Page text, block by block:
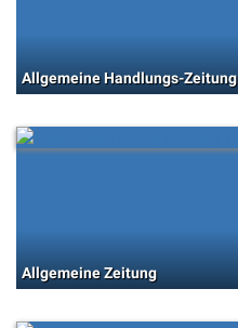
Allgemeine Handlungs-Zeitung
Allgemeine Zeitung